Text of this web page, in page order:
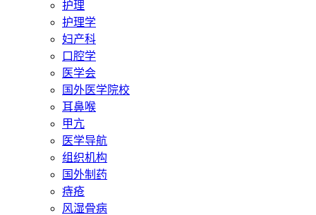
护理
护理学
妇产科
口腔学
医学会
国外医学院校
耳鼻喉
甲亢
医学导航
组织机构
国外制药
痔疮
风湿骨病